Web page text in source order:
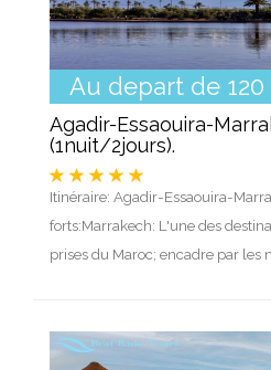
Au depart de
Agadir-Essaouira-
(1nuit/2jours).
Itinéraire: Agadir-Essaouira-
forts:Marrakech: L'une des
prises du Maroc; encadre par les